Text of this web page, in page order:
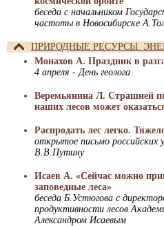
беседа с начальником
частоты в Новосибирске
ПРИРОДНЫЕ РЕСУРСЫ.
Монахов А. Праздник в
4 апреля - День геолога
Веремьянина Л. Страшней
наших лесов может
Распродать лес легко.
открытое письмо российских
В.В.Путину
Исаев А. «Сейчас можно
заповедные леса»
беседа Б.Устюгова с
продуктивности лесов
Александром Исаевым